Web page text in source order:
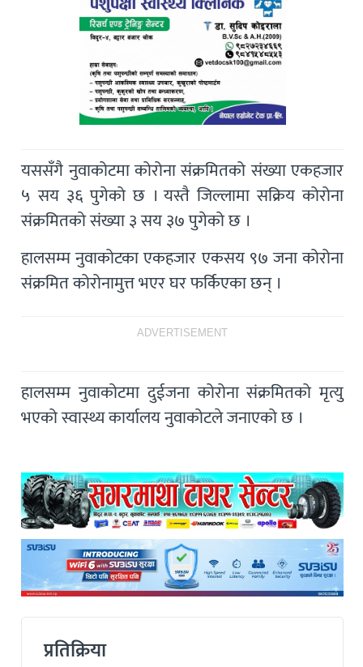
यससँगै नुवाकोटमा कोरोना संक्रमितको संख्या एकहजार
५ सय ३६ पुगेको छ । यस्तै जिल्लामा सक्रिय कोरोना
संक्रमितको संख्या ३ सय ३७ पुगेको छ ।
हालसम्म नुवाकोटका एकहजार एकसय ९७ जना कोरोना
संक्रमित कोरोनामुत्त भएर घर फर्किएका छन् ।
ADVERTISEMENT
हालसम्म नुवाकोटमा दुईजना कोरोना संक्रमितको मृत्यु
भएको स्वास्थ्य कार्यालय नुवाकोटले जनाएको छ ।
प्रतिक्रिया